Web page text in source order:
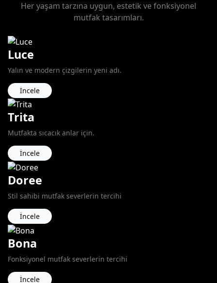
Her yaşam tarzına uygun, estetik ve fonksiyonel
mutfak tasarımları.
Luce
Yalın ve modern çizgilerin yeni adı.
İncele
Trita
Mutfakta sıcacık anlar için.
İncele
Doree
Stil sahibi mutfak severlerin tercihi
İncele
Bona
Fonksiyonel mutfak severlerin tercihi
İncele